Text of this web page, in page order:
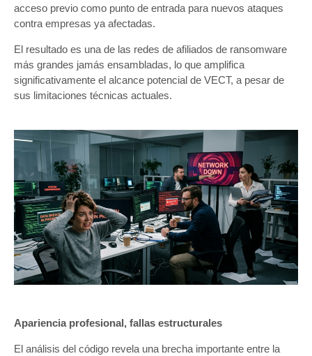
acceso previo como punto de entrada para nuevos ataques
contra empresas ya afectadas.
El resultado es una de las redes de afiliados de ransomware
más grandes jamás ensambladas, lo que amplifica
significativamente el alcance potencial de VECT, a pesar de
sus limitaciones técnicas actuales.
Apariencia profesional, fallas estructurales
El análisis del código revela una brecha importante entre la